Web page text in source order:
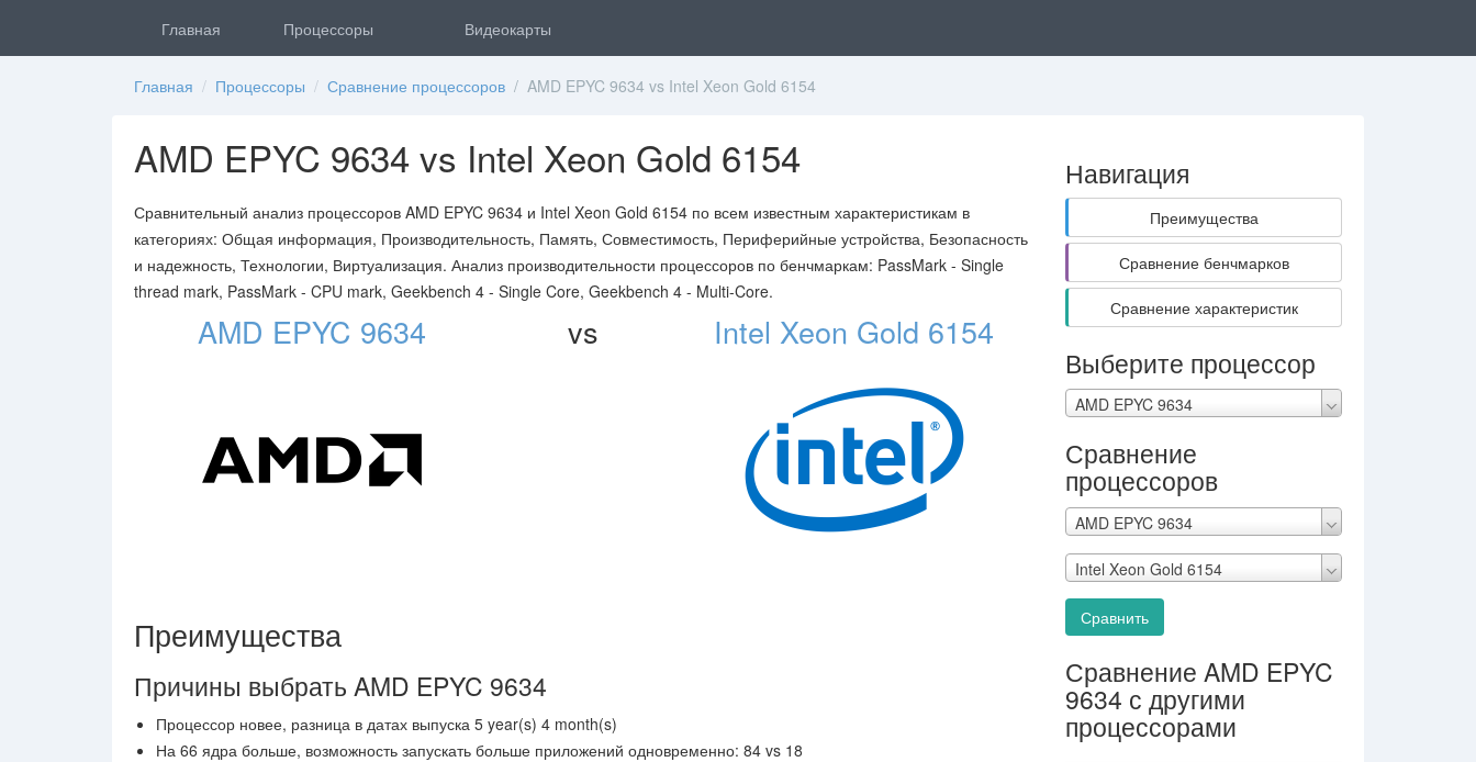
Главная Процессоры Видеокарты
Главная / Процессоры / Сравнение процессоров / AMD EPYC 9634 vs Intel Xeon Gold 6154
AMD EPYC 9634 vs Intel Xeon Gold 6154
Сравнительный анализ процессоров AMD EPYC 9634 и Intel Xeon Gold 6154 по всем известным характеристикам в
категориях: Общая информация, Производительность, Память, Совместимость, Периферийные устройства, Безопасность
и надежность, Технологии, Виртуализация. Анализ производительности процессоров по бенчмаркам: PassMark - Single
thread mark, PassMark - CPU mark, Geekbench 4 - Single Core, Geekbench 4 - Multi-Core.
AMD EPYC 9634 vs Intel Xeon Gold 6154
Преимущества
Причины выбрать AMD EPYC 9634
Процессор новее, разница в датах выпуска 5 year(s) 4 month(s)
На 66 ядра больше, возможность запускать больше приложений одновременно: 84 vs 18
Навигация
Преимущества
Сравнение бенчмарков
Сравнение характеристик
Выберите процессор
AMD EPYC 9634
Сравнение
процессоров
AMD EPYC 9634
Intel Xeon Gold 6154
Сравнить
Сравнение AMD EPYC
9634 с другими
процессорами